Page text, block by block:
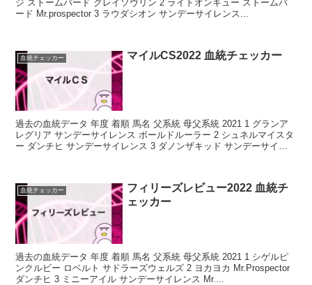
ジ ストームバード グレイソヴリン 2 ライトオンキュー ストームバ
ード Mr.prospector 3 ラウダシオン サンデーサイレンス...
血統チェッカー マイルCS2022 血統チェッカー
過去の血統データ 年度 着順 馬名 父系統 母父系統 2021 1 グランア
レグリア サンデーサイレンス ボールドルーラー 2 シュネルマイスタ
ー ダンチヒ サンデーサイレンス 3 ダノンザキッド サンデーサイレ
血統チェッカー
フィリーズレビュー2022 血統チ
ェッカー
過去の血統データ 年度 着順 馬名 父系統 母父系統 2021 1 シゲルピ
ンクルビー ロベルト サドラーズウェルズ 2 ヨカヨカ Mr.Prospector
ダンチヒ 3 ミニーアイル サンデーサイレンス Mr....